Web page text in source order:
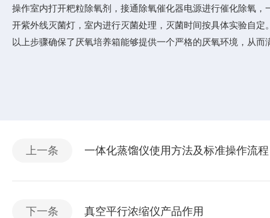
操作室内打开粑粒除氧剂，接通除氧催化器电源进行催化除氧
开紫外线灭菌灯，室内进行灭菌处理，灭菌时间按具体实验自定
以上步骤确保了厌氧培养箱能够提供一个严格的厌氧环境，从而
上一条 一体化蒸馏仪使用方法及标准操作流程
下一条 真空平行浓缩仪产品作用